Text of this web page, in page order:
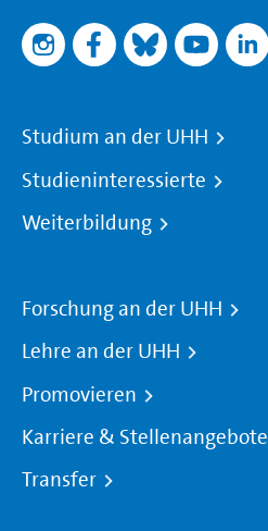
Studium an der UHH
Studieninteressierte
Weiterbildung
Forschung an der UHH
Lehre an der UHH
Promovieren
Karriere & Stellenangebote
Transfer